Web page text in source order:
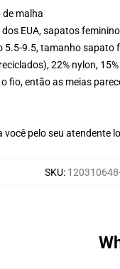
de malha
EUA, sapatos
9.5, tamanho sapato
22% nylon,
fio, então as meias
pelo seu
SKU: